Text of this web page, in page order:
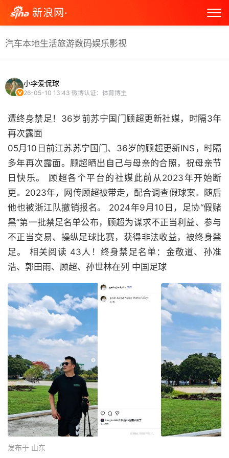
新浪网·
汽车本地生活旅游数码娱乐影视
小李爱侃球
26-05-10 13:43 微博认证：体育博主
遭终身禁足！36岁前苏宁国门顾超更新社媒，时隔3年
再次露面
05月10日前江苏苏宁国门、36岁的顾超更新INS，时隔
多年再次露面。顾超晒出自己与母亲的合照，祝母亲节
日快乐。 顾超各个平台的社媒此前从2023年开始断
更。2023年，网传顾超被带走，配合调查假球案。随后
他也被浙江队撤销报名。 2024年9月10日，足协“假赌
黑”第一批禁足名单公布，顾超为谋求不正当利益、参与
不正当交易、操纵足球比赛，获得非法收益，被终身禁
足。 相关阅读 43人！终身禁足名单：金敬道、孙准
浩、郭田雨、顾超、孙世林在列 中国足球
发布于 山东